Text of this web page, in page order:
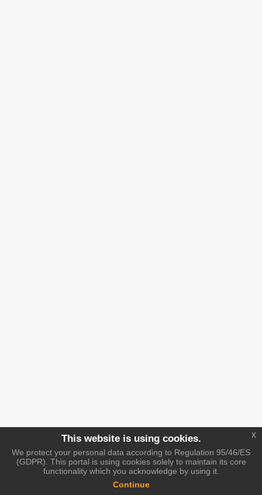
This website is using cookies.
We protect your personal data according to Regulation 95/46/ES
(GDPR). This portal is using cookies solely to maintain its core
functionality which you acknowledge by using it.
Continue
x